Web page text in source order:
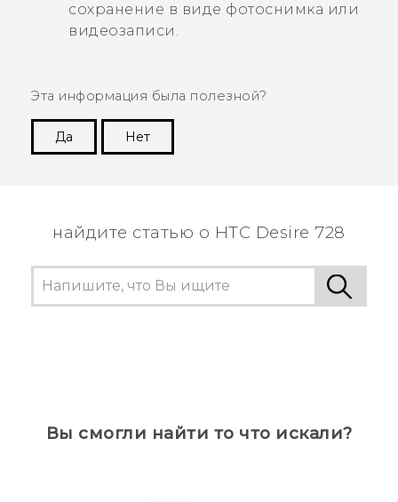
сохранение в виде фотоснимка или
видеозаписи.
Эта информация была полезной?
Да
Нет
найдите статью о HTC Desire 728
Вы смогли найти то что искали?